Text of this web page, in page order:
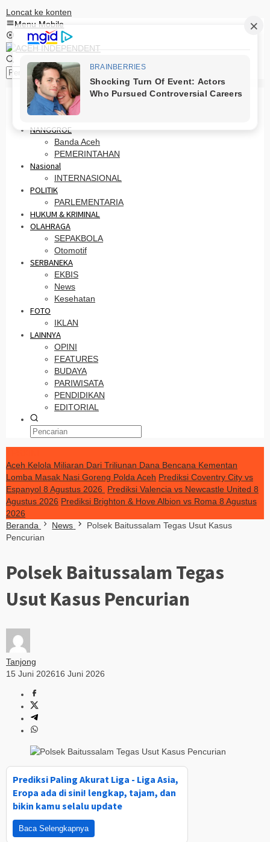
Loncat ke konten
Menu Mobile
HOME
PRO OTONOMI
NANGGROE
Banda Aceh
PEMERINTAHAN
Nasional
INTERNASIONAL
POLITIK
PARLEMENTARIA
HUKUM & KRIMINAL
OLAHRAGA
SEPAKBOLA
Otomotif
SERBANEKA
EKBIS
News
Kesehatan
FOTO
IKLAN
LAINNYA
OPINI
FEATURES
BUDAYA
PARIWISATA
PENDIDIKAN
EDITORIAL
Aceh Kelola Miliaran Dari Triliunan Dana Bencana Kementan
Lomba Masak Nasi Goreng Polda Aceh Prediksi Coventry City vs
Espanyol 8 Agustus 2026
Prediksi Valencia vs Newcastle United 8
Agustus 2026 Prediksi Brighton & Hove Albion vs Roma 8 Agustus
2026
Beranda
News
Polsek Baitussalam Tegas Usut Kasus
Pencurian
Polsek Baitussalam Tegas
Usut Kasus Pencurian
Tanjong
15 Juni 202616 Juni 2026
Prediksi Paling Akurat Liga - Liga Asia,
Eropa ada di sini! lengkap, tajam, dan
bikin kamu selalu update
Baca Selengkapnya